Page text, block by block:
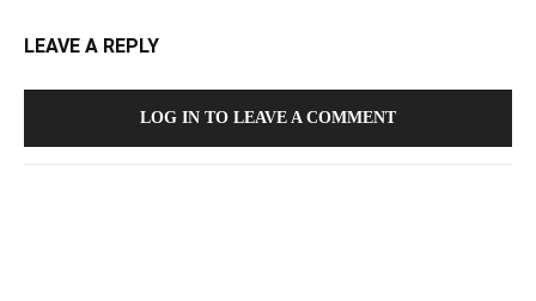
LEAVE A REPLY
LOG IN TO LEAVE A COMMENT